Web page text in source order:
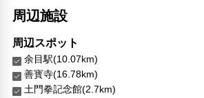
周辺施設
周辺スポット
余目駅(10.07km)
善寳寺(16.78km)
土門拳記念館(2.7km)